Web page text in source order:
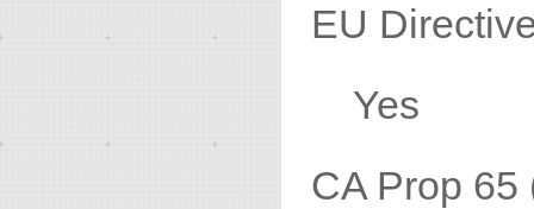
EU
Yes
CA